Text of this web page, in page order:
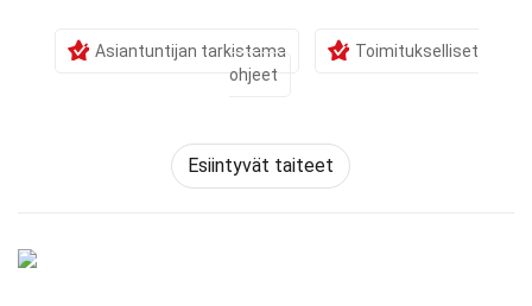
Asiantuntijan tarkistama
Toimitukselliset
ohjeet
Esiintyvät taiteet